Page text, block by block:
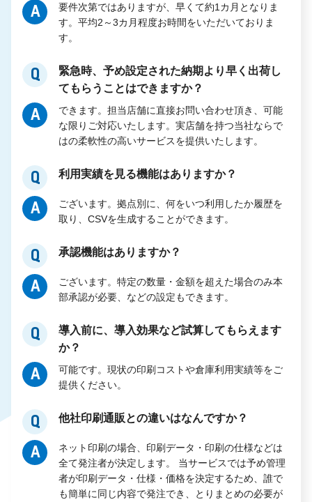
A
要件次第ではありますが、早くて約1カ月となりま
す。平均2～3カ月程度お時間をいただいておりま
す。
Q
緊急時、予め設定された納期より早く出荷し
てもらうことはできますか？
A
できます。担当店舗に直接お問い合わせ頂き、可能
な限りご対応いたします。実店舗を持つ当社ならで
はの柔軟性の高いサービスを提供いたします。
Q 利用実績を見る機能はありますか？
A
ございます。拠点別に、何をいつ利用したか履歴を
取り、CSVを生成することができます。
Q 承認機能はありますか？
A
ございます。特定の数量・金額を超えた場合のみ本
部承認が必要、などの設定もできます。
Q
導入前に、導入効果など試算してもらえます
か？
A
可能です。現状の印刷コストや倉庫利用実績等をご
提供ください。
Q 他社印刷通販との違いはなんですか？
A
ネット印刷の場合、印刷データ・印刷の仕様などは
全て発注者が決定します。 当サービスでは予め管理
者が印刷データ・仕様・価格を決定するため、誰で
も簡単に同じ内容で発注でき、とりまとめの必要が